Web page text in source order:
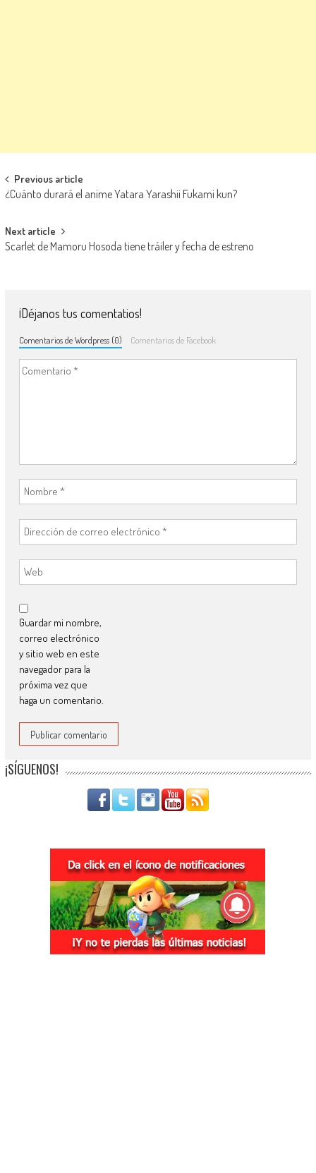
Navegación de entradas
Previous article
¿Cuánto durará el anime Yatara Yarashii Fukami kun?
Next article
Scarlet de Mamoru Hosoda tiene tráiler y fecha de estreno
¡Déjanos tus comentatios!
Comentarios de Wordpress (0) Comentarios de Facebook
Guardar mi nombre,
correo electrónico
y sitio web en este
navegador para la
próxima vez que
haga un comentario.
¡SÍGUENOS!